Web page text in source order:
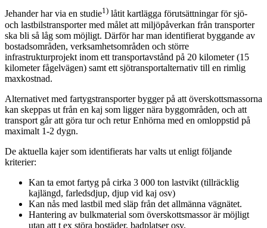
Jehander har via en studie1) låtit kartlägga förutsättningar för sjö-
och lastbilstransporter med målet att miljöpåverkan från transporter
ska bli så låg som möjligt. Därför har man identifierat byggande av
bostadsområden, verksamhetsområden och större
infrastrukturprojekt inom ett transportavstånd på 20 kilometer (15
kilometer fågelvägen) samt ett sjötransportalternativ till en rimlig
maxkostnad.
Alternativet med fartygstransporter bygger på att överskottsmassorna
kan skeppas ut från en kaj som ligger nära byggområden, och att
transport går att göra tur och retur Enhörna med en omloppstid på
maximalt 1-2 dygn.
De aktuella kajer som identifierats har valts ut enligt följande
kriterier:
Kan ta emot fartyg på cirka 3 000 ton lastvikt (tillräcklig
kajlängd, farledsdjup, djup vid kaj osv)
Kan nås med lastbil med släp från det allmänna vägnätet.
Hantering av bulkmaterial som överskottsmassor är möjligt
utan att t ex störa bostäder, badplatser osv.